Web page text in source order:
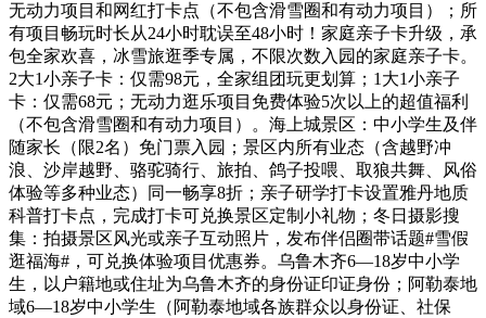
无动力项目和网红打卡点（不包含滑雪圈和有动力项目）；所
有项目畅玩时长从24小时耽误至48小时！家庭亲子卡升级，承
包全家欢喜，冰雪旅逛季专属，不限次数入园的家庭亲子卡。
2大1小亲子卡：仅需98元，全家组团玩更划算；1大1小亲子
卡：仅需68元；无动力逛乐项目免费体验5次以上的超值福利
（不包含滑雪圈和有动力项目）。海上城景区：中小学生及伴
随家长（限2名）免门票入园；景区内所有业态（含越野冲
浪、沙岸越野、骆驼骑行、旅拍、鸽子投喂、取狼共舞、风俗
体验等多种业态）同一畅享8折；亲子研学打卡设置雅丹地质
科普打卡点，完成打卡可兑换景区定制小礼物；冬日摄影搜
集：拍摄景区风光或亲子互动照片，发布伴侣圈带话题#雪假
逛福海#，可兑换体验项目优惠券。乌鲁木齐6—18岁中小学
生，以户籍地或住址为乌鲁木齐的身份证印证身份；阿勒泰地
域6—18岁中小学生（阿勒泰地域各族群众以身份证、社保